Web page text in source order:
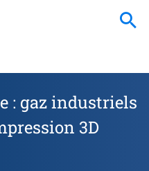
: gaz industriels
3D